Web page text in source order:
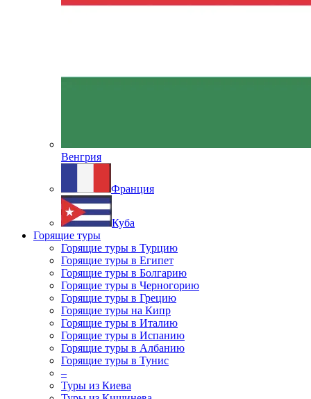
Венгрия
Франция
Куба
Горящие туры
Горящие туры в Турцию
Горящие туры в Египет
Горящие туры в Болгарию
Горящие туры в Черногорию
Горящие туры в Грецию
Горящие туры на Кипр
Горящие туры в Италию
Горящие туры в Испанию
Горящие туры в Албанию
Горящие туры в Тунис
–
Туры из Киева